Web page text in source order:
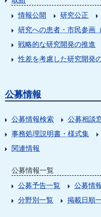
情報公開
研究公正
研究への患者・市民参画（
戦略的な研究開発の推進
性差を考慮した研究開発
公募情報
公募情報検索 公募相談
事務処理説明書・様式集
関連情報
公募情報一覧
公募予告一覧
公募情
分野別一覧
掲載日順